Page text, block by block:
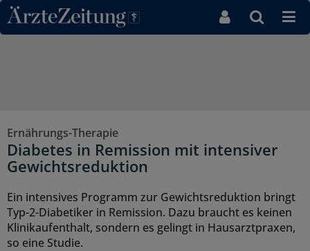
Direkt zum Inhaltsbereich
Ernährungs-Therapie
Diabetes in Remission mit intensiver
Gewichtsreduktion
Ein intensives Programm zur Gewichtsreduktion bringt
Typ-2-Diabetiker in Remission. Dazu braucht es keinen
Klinikaufenthalt, sondern es gelingt in Hausarztpraxen,
so eine Studie.